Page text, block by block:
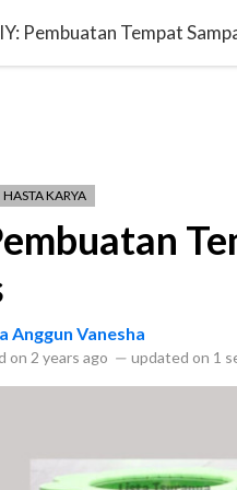
Pembuatan Tempat
HASTA KARYA
Anggun Vanesha
on 2 years ago — updated on 1